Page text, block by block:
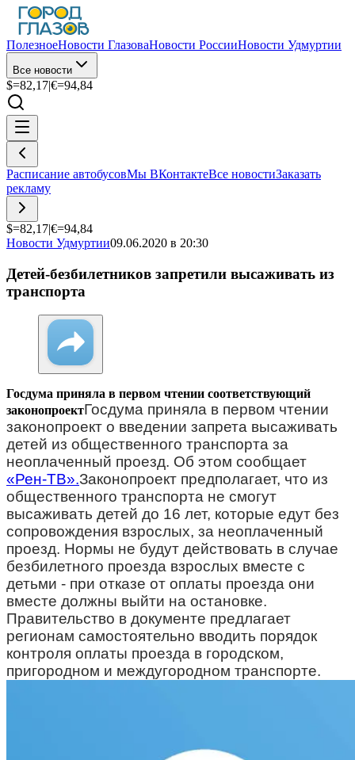
ПолезноеНовости ГлазоваНовости РоссииНовости Удмуртии
Все новости
$=82,17|€=94,84
Расписание автобусовМы ВКонтактеВсе новостиЗаказать
рекламу
$=82,17|€=94,84
Новости Удмуртии09.06.2020 в 20:30
Детей-безбилетников запретили высаживать из
транспорта
Госдума приняла в первом чтении соответствующий
законопроектГосдума приняла в первом чтении
законопроект о введении запрета высаживать
детей из общественного транспорта за
неоплаченный проезд. Об этом сообщает
«Рен-ТВ».Законопроект предполагает, что из
общественного транспорта не смогут
высаживать детей до 16 лет, которые едут без
сопровождения взрослых, за неоплаченный
проезд. Нормы не будут действовать в случае
безбилетного проезда взрослых вместе с
детьми - при отказе от оплаты проезда они
вместе должны выйти на остановке.
Правительство в документе предлагает
регионам самостоятельно вводить порядок
контроля оплаты проезда в городском,
пригородном и междугородном транспорте.